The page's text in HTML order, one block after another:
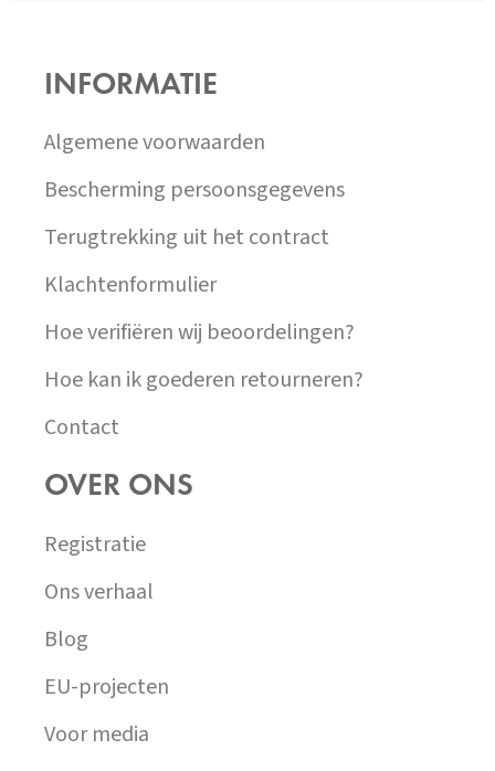
INFORMATIE
Algemene voorwaarden
Bescherming persoonsgegevens
Terugtrekking uit het contract
Klachtenformulier
Hoe verifiëren wij beoordelingen?
Hoe kan ik goederen retourneren?
Contact
OVER ONS
Registratie
Ons verhaal
Blog
EU-projecten
Voor media